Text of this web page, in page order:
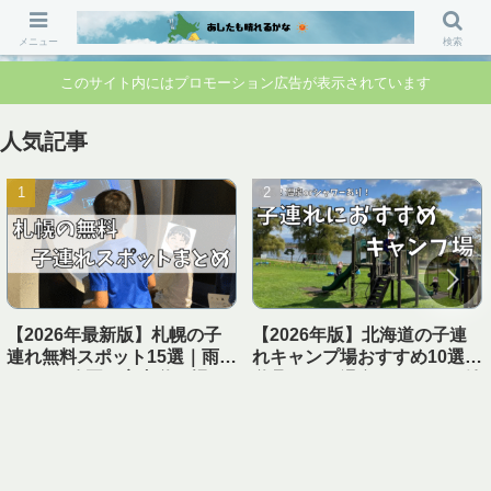
「行ってよかった」「準備して正解」 家族のお出かけ前の“不安”を“安心”に変
えるブログです。
このサイト内にはプロモーション広告が表示されています
人気記事
【2026年最新版】札幌の子
連れ無料スポット15選｜雨の
【2026年版】北海道の子連
れキャンプ場おすすめ10選｜
メニュー 検索